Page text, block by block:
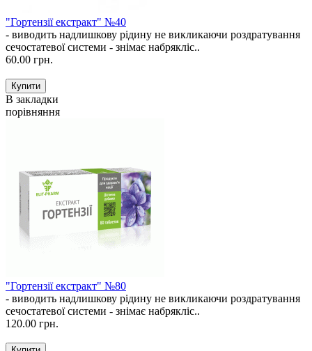
"Гортензії екстракт" №40
- виводить надлишкову рідину не викликаючи роздратування
сечостатевої системи - знімає набрякліс..
60.00 грн.
В закладки
порівняння
"Гортензії екстракт" №80
- виводить надлишкову рідину не викликаючи роздратування
сечостатевої системи - знімає набрякліс..
120.00 грн.